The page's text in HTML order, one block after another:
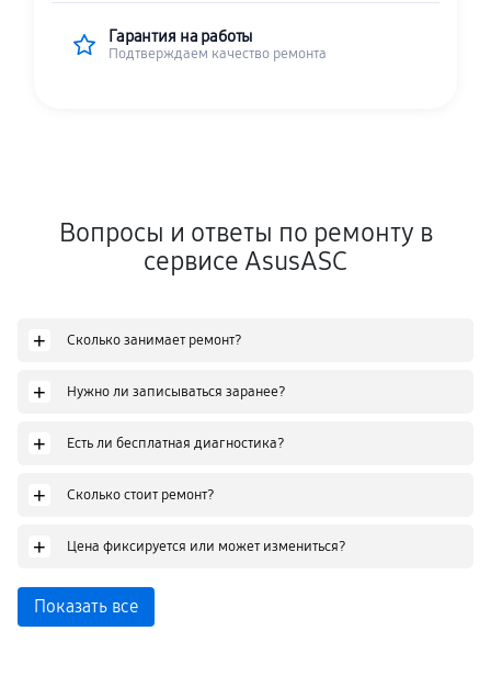
Гарантия на работы
Подтверждаем качество ремонта
Вопросы и ответы по ремонту в
сервисе AsusASC
+ Сколько занимает ремонт?
+ Нужно ли записываться заранее?
+ Есть ли бесплатная диагностика?
+ Сколько стоит ремонт?
+ Цена фиксируется или может измениться?
Показать все